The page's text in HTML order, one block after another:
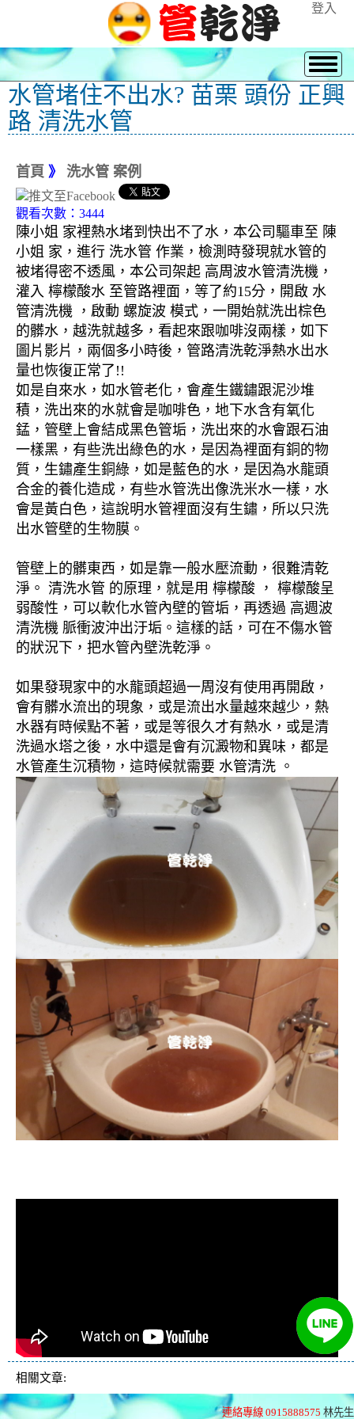
登入
水管堵住不出水? 苗栗 頭份 正興
路 清洗水管
首頁 》 洗水管 案例
觀看次數：3444
陳小姐 家裡熱水堵到快出不了水，本公司驅車至 陳
小姐 家，進行 洗水管 作業，檢測時發現就水管的
被堵得密不透風，本公司架起 高周波水管清洗機，
灌入 檸檬酸水 至管路裡面，等了約15分，開啟 水
管清洗機 ，啟動 螺旋波 模式，一開始就洗出棕色
的髒水，越洗就越多，看起來跟咖啡沒兩樣，如下
圖片影片，兩個多小時後，管路清洗乾淨熱水出水
量也恢復正常了!!
如是自來水，如水管老化，會產生鐵鏽跟泥沙堆
積，洗出來的水就會是咖啡色，地下水含有氧化
錳，管壁上會結成黑色管垢，洗出來的水會跟石油
一樣黑，有些洗出綠色的水，是因為裡面有銅的物
質，生鏽產生銅綠，如是藍色的水，是因為水龍頭
合金的養化造成，有些水管洗出像洗米水一樣，水
會是黃白色，這說明水管裡面沒有生鏽，所以只洗
出水管壁的生物膜。
管壁上的髒東西，如是靠一般水壓流動，很難清乾
淨。 清洗水管 的原理，就是用 檸檬酸 ， 檸檬酸呈
弱酸性，可以軟化水管內壁的管垢，再透過 高週波
清洗機 脈衝波沖出汙垢。這樣的話，可在不傷水管
的狀況下，把水管內壁洗乾淨。
如果發現家中的水龍頭超過一周沒有使用再開啟，
會有髒水流出的現象，或是流出水量越來越少，熱
水器有時候點不著，或是等很久才有熱水，或是清
洗過水塔之後，水中還是會有沉澱物和異味，都是
水管產生沉積物，這時候就需要 水管清洗 。
相關文章:
連絡專線 0915888575 林先生